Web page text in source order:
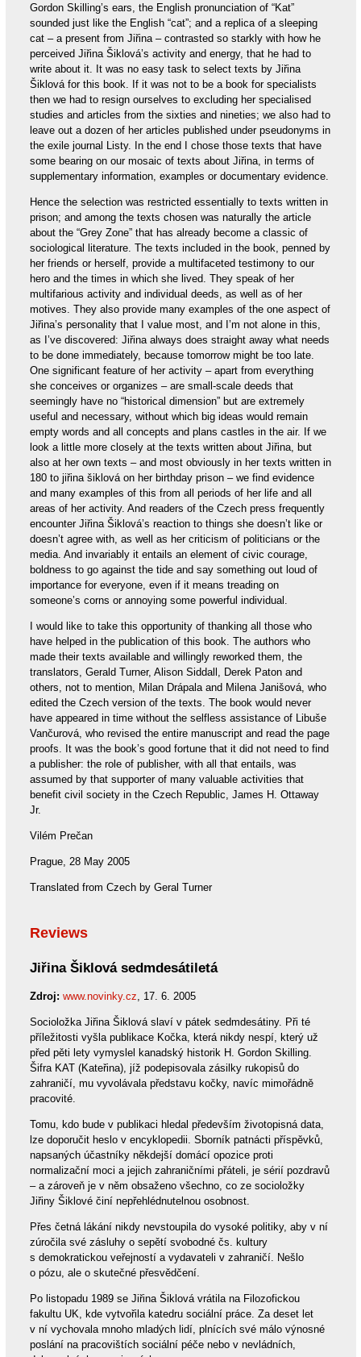
Gordon Skilling’s ears, the English pronunciation of “Kat”
sounded just like the English “cat”; and a replica of a sleeping
cat – a present from Jiřina – contrasted so starkly with how he
perceived Jiřina Šiklová’s activity and energy, that he had to
write about it. It was no easy task to select texts by Jiřina
Šiklová for this book. If it was not to be a book for specialists
then we had to resign ourselves to excluding her specialised
studies and articles from the sixties and nineties; we also had to
leave out a dozen of her articles published under pseudonyms in
the exile journal Listy. In the end I chose those texts that have
some bearing on our mosaic of texts about Jiřina, in terms of
supplementary information, examples or documentary evidence.
Hence the selection was restricted essentially to texts written in
prison; and among the texts chosen was naturally the article
about the “Grey Zone” that has already become a classic of
sociological literature. The texts included in the book, penned by
her friends or herself, provide a multifaceted testimony to our
hero and the times in which she lived. They speak of her
multifarious activity and individual deeds, as well as of her
motives. They also provide many examples of the one aspect of
Jiřina’s personality that I value most, and I’m not alone in this,
as I’ve discovered: Jiřina always does straight away what needs
to be done immediately, because tomorrow might be too late.
One significant feature of her activity – apart from everything
she conceives or organizes – are small-scale deeds that
seemingly have no “historical dimension” but are extremely
useful and necessary, without which big ideas would remain
empty words and all concepts and plans castles in the air. If we
look a little more closely at the texts written about Jiřina, but
also at her own texts – and most obviously in her texts written in
180 to jiřina šiklová on her birthday prison – we find evidence
and many examples of this from all periods of her life and all
areas of her activity. And readers of the Czech press frequently
encounter Jiřina Šiklová’s reaction to things she doesn’t like or
doesn’t agree with, as well as her criticism of politicians or the
media. And invariably it entails an element of civic courage,
boldness to go against the tide and say something out loud of
importance for everyone, even if it means treading on
someone’s corns or annoying some powerful individual.
I would like to take this opportunity of thanking all those who
have helped in the publication of this book. The authors who
made their texts available and willingly reworked them, the
translators, Gerald Turner, Alison Siddall, Derek Paton and
others, not to mention, Milan Drápala and Milena Janišová, who
edited the Czech version of the texts. The book would never
have appeared in time without the selfless assistance of Libuše
Vančurová, who revised the entire manuscript and read the page
proofs. It was the book’s good fortune that it did not need to find
a publisher: the role of publisher, with all that entails, was
assumed by that supporter of many valuable activities that
benefit civil society in the Czech Republic, James H. Ottaway
Jr.
Vilém Prečan
Prague, 28 May 2005
Translated from Czech by Geral Turner
Reviews
Jiřina Šiklová sedmdesátiletá
Zdroj: www.novinky.cz, 17. 6. 2005
Socioložka Jiřina Šiklová slaví v pátek sedmdesátiny. Při té
příležitosti vyšla publikace Kočka, která nikdy nespí, který už
před pěti lety vymyslel kanadský historik H. Gordon Skilling.
Šifra KAT (Kateřina), jíž podepisovala zásilky rukopisů do
zahraničí, mu vyvolávala představu kočky, navíc mimořádně
pracovité.
Tomu, kdo bude v publikaci hledal především životopisná data,
lze doporučit heslo v encyklopedii. Sborník patnácti příspěvků,
napsaných účastníky někdejší domácí opozice proti
normalizační moci a jejich zahraničními přáteli, je sérií pozdravů
– a zároveň je v něm obsaženo všechno, co ze socioložky
Jiřiny Šiklové činí nepřehlédnutelnou osobnost.
Přes četná lákání nikdy nevstoupila do vysoké politiky, aby v ní
zúročila své zásluhy o sepětí svobodné čs. kultury
s demokratickou veřejností a vydavateli v zahraničí. Nešlo
o pózu, ale o skutečné přesvědčení.
Po listopadu 1989 se Jiřina Šiklová vrátila na Filozofickou
fakultu UK, kde vytvořila katedru sociální práce. Za deset let
v ní vychovala mnoho mladých lidí, plnících své málo výnosné
poslání na pracovištích sociální péče nebo v nevládních,